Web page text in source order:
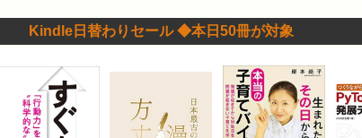
Kindle日替わりセール ◆本日50冊が対象